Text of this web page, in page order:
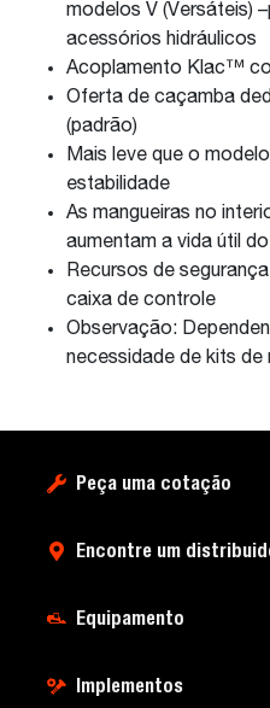
modelos V (Versáteis)
acessórios hidráulicos
Acoplamento Klac™
Oferta de caçamba
(padrão)
Mais leve que o
estabilidade
As mangueiras no
aumentam a vida útil
Recursos de
caixa de controle
Observação:
necessidade de kits de
Peça uma cotação
Encontre um
Equipamento
Implementos